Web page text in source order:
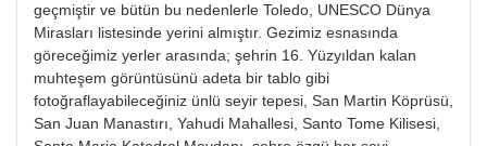
geçmiştir ve bütün bu nedenlerle Toledo, UNESCO Dünya
Mirasları listesinde yerini almıştır. Gezimiz esnasında
göreceğimiz yerler arasında; şehrin 16. Yüzyıldan kalan
muhteşem görüntüsünü adeta bir tablo gibi
fotoğraflayabileceğiniz ünlü seyir tepesi, San Martin Köprüsü,
San Juan Manastırı, Yahudi Mahallesi, Santo Tome Kilisesi,